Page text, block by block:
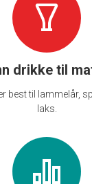
drikke til
best til lammelår,
laks.